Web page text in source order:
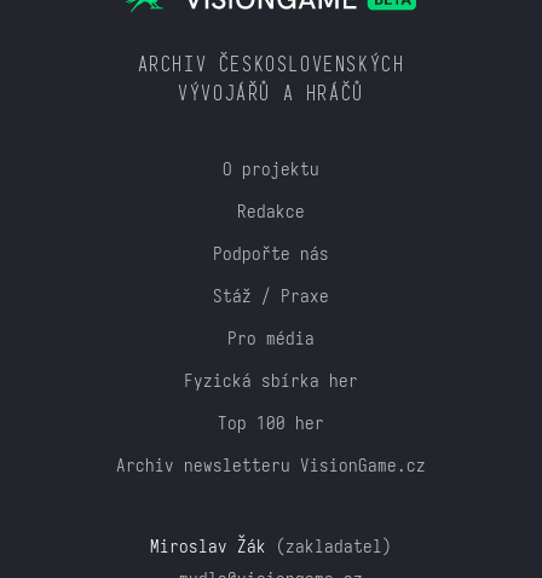
ARCHIV ČESKOSLOVENSKÝCH
VÝVOJÁŘŮ A HRÁČŮ
O projektu
Redakce
Podpořte nás
Stáž / Praxe
Pro média
Fyzická sbírka her
Top 100 her
Archiv newsletteru VisionGame.cz
Miroslav Žák (zakladatel)